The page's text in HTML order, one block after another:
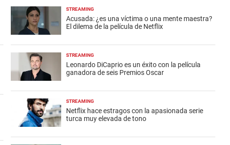
STREAMING
Acusada: ¿es una víctima o una mente maestra?
El dilema de la película de Netflix
STREAMING
Leonardo DiCaprio es un éxito con la película
ganadora de seis Premios Oscar
STREAMING
Netflix hace estragos con la apasionada serie
turca muy elevada de tono